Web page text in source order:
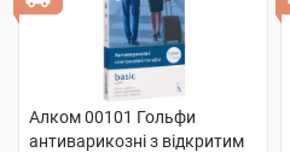
Алком 00101 Гольфи
антиварикозні з відкритим